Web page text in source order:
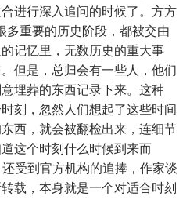
进行深入追问的时候了。方方
多重要的历史阶段，都被交由
记忆里，无数历史的重大事
但是，总归会有一些人，他们
埋葬的东西记录下来。这种
刻，忽然人们想起了这些时间
西，就会被翻检出来，连细节
这个时刻什么时候到来而
还受到官方机构的追捧，作家谈
载，本身就是一个对适合时刻